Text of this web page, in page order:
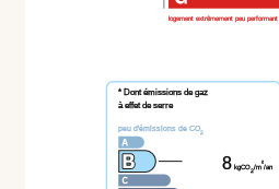
logement extrêmement peu performant
* Dont émissions de gaz
à effet de serre
peu d'émissions de CO2
8kgCO2/m²/an